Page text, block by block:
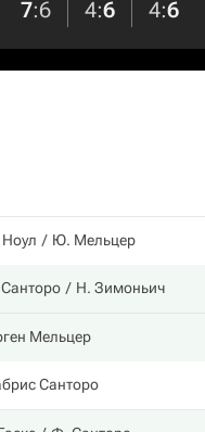
7:6 4:6 4:6
Ю. Мельцер
Н. Зимоньич
Мельцер
Санторо